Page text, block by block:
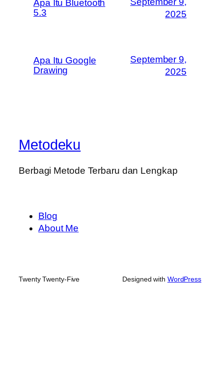
Apa Itu Bluetooth
5.3
2025
Apa Itu Google
Drawing
September 9,
2025
Metodeku
Berbagi Metode Terbaru dan Lengkap
Blog
About Me
Twenty Twenty-Five Designed with WordPress